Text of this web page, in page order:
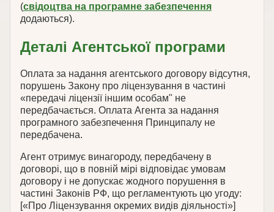
(свідоцтва на програмне забезпечення
додаються).
Деталі Агентської програми
Оплата за надання агентського договору відсутня,
порушень Закону про ліцензування в частині
«передачі ліцензії іншим особам" не
передбачається. Оплата Агента за надання
програмного забезпечення Принципалу не
передбачена.
Агент отримує винагороду, передбачену в
договорі, що в повній мірі відповідає умовам
договору і не допускає жодного порушення в
частині Законів РФ, що регламентують цю угоду:
[«Про Ліцензування окремих видів діяльності»]